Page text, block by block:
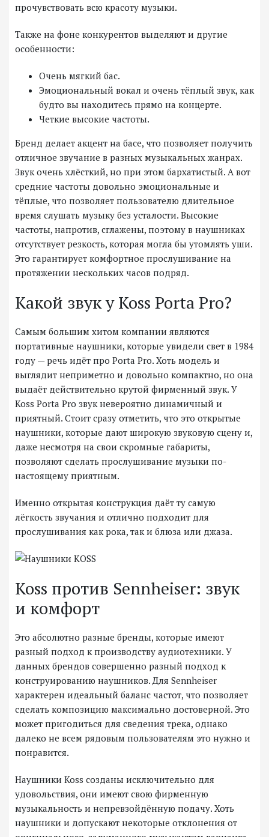
прочувствовать всю красоту музыки.
Также на фоне конкурентов выделяют и другие
особенности:
Очень мягкий бас.
Эмоциональный вокал и очень тёплый звук, как
будто вы находитесь прямо на концерте.
Четкие высокие частоты.
Бренд делает акцент на басе, что позволяет получить
отличное звучание в разных музыкальных жанрах.
Звук очень хлёсткий, но при этом бархатистый. А вот
средние частоты довольно эмоциональные и
тёплые, что позволяет пользователю длительное
время слушать музыку без усталости. Высокие
частоты, напротив, сглажены, поэтому в наушниках
отсутствует резкость, которая могла бы утомлять уши.
Это гарантирует комфортное прослушивание на
протяжении нескольких часов подряд.
Какой звук у Koss Porta Pro?
Самым большим хитом компании являются
портативные наушники, которые увидели свет в 1984
году — речь идёт про Porta Pro. Хоть модель и
выглядит неприметно и довольно компактно, но она
выдаёт действительно крутой фирменный звук. У
Koss Porta Pro звук невероятно динамичный и
приятный. Стоит сразу отметить, что это открытые
наушники, которые дают широкую звуковую сцену и,
даже несмотря на свои скромные габариты,
позволяют сделать прослушивание музыки по-
настоящему приятным.
Именно открытая конструкция даёт ту самую
лёгкость звучания и отлично подходит для
прослушивания как рока, так и блюза или джаза.
Koss против Sennheiser: звук
и комфорт
Это абсолютно разные бренды, которые имеют
разный подход к производству аудиотехники. У
данных брендов совершенно разный подход к
конструированию наушников. Для Sennheiser
характерен идеальный баланс частот, что позволяет
сделать композицию максимально достоверной. Это
может пригодиться для сведения трека, однако
далеко не всем рядовым пользователям это нужно и
понравится.
Наушники Koss созданы исключительно для
удовольствия, они имеют свою фирменную
музыкальность и непревзойдённую подачу. Хоть
наушники и допускают некоторые отклонения от